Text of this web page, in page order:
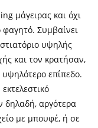
μάγειρας και όχι
φαγητό. Συμβαίνει
υψηλής
και τον κρατήσαν,
επίπεδο.
δηλαδή, αργότερα
με μπουφέ, ή σε